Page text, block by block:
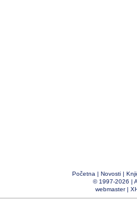
Početna | Novosti |
© 1997-2026 |
webmaster|